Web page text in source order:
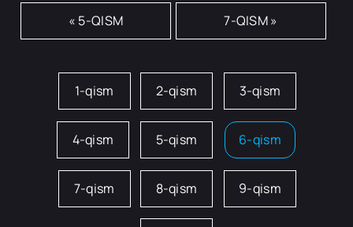
« 5-QISM 7-QISM »
1-qism 2-qism 3-qism
4-qism 5-qism 6-qism
7-qism 8-qism 9-qism